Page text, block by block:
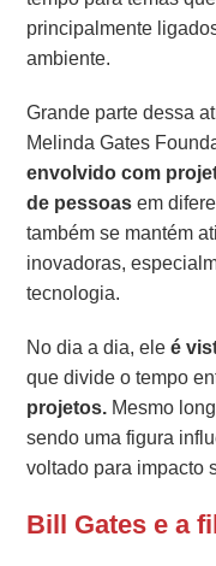
principalmente
ambiente.
Grande parte dessa
Melinda Gates
envolvido com
de pessoasem
também se mantém
inovadoras,
tecnologia.
No dia a dia, eleé
que divide o tempo
projetos. Mesmo
sendo uma figura
voltado para impacto
Bill Gates e a